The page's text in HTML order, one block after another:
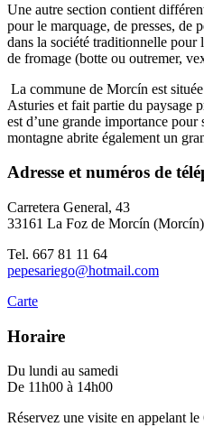
Une autre section contient
pour le marquage, de presses, de
dans la société traditionnelle
de fromage (botte ou outremer,
La commune de Morcín est
Asturies et fait partie du paysage
est d’une grande importance pour
montagne abrite également un
Adresse et numéros de
Carretera General, 43
33161 La Foz de Morcín (Morcín)
Tel. 667 81 11 64
pepesariego@hotmail.com
Carte
Horaire
Du lundi au samedi
De 11h00 à 14h00
Réservez une visite en appelant